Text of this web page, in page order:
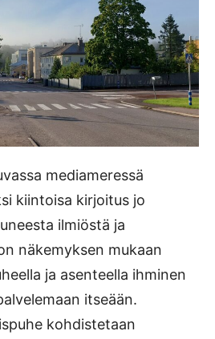
mediameressä
kiintoisa kirjoitus jo
ilmiöstä ja
näkemyksen mukaan
ja asenteella ihminen
itseään.
kohdistetaan